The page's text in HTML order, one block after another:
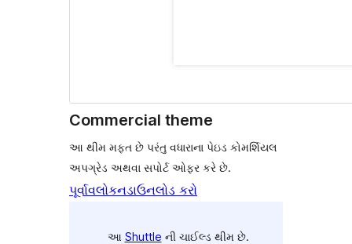
Commercial theme
આ થીમ મફત છે પરંતુ વધારાના પેઇડ કોમર્શિયલ
અપગ્રેડ અથવા સપોર્ટ ઓફર કરે છે.
પૂર્વાવલોકનડાઉનલોડ કરો
આ Shuttle ની ચાઈલ્ડ થીમ છે.